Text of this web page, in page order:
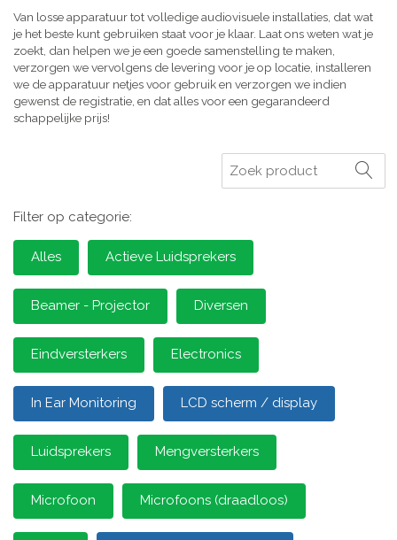
Van losse apparatuur tot volledige audiovisuele installaties, dat wat
je het beste kunt gebruiken staat voor je klaar. Laat ons weten wat je
zoekt, dan helpen we je een goede samenstelling te maken,
verzorgen we vervolgens de levering voor je op locatie, installeren
we de apparatuur netjes voor gebruik en verzorgen we indien
gewenst de registratie, en dat alles voor een gegarandeerd
schappelijke prijs!
Zoeken
Filter op categorie:
Alles Actieve Luidsprekers
Beamer - Projector Diversen
Eindversterkers Electronics
In Ear Monitoring LCD scherm / display
Luidsprekers Mengversterkers
Microfoon Microfoons (draadloos)